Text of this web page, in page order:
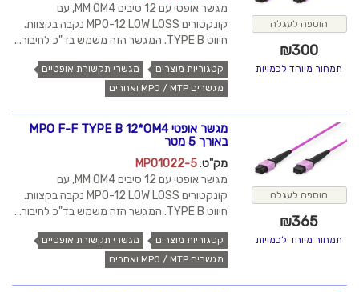
הוספה לעגלה
₪300
תמחור מיוחד לכמויות
מגשר אופטי עם 12 סיבים MM OM4, עם
קונקטורים MPO-12 LOW LOSS נקבה בקצוות.
חיווט TYPE B. המגשר הזה משמש בד"כ לחיבור...
קטגוריות מוצרים
מגשרי תקשורת אופטיים
מגשרים MPO / MTP ואחרים
הוספה לעגלה
₪365
תמחור מיוחד לכמויות
מגשר אופטי MPO F-F TYPE B 12*OM4
באורך 5 מטר
מק"ט:
MPO1022-5
מגשר אופטי עם 12 סיבים MM OM4, עם
קונקטורים MPO-12 LOW LOSS נקבה בקצוות.
חיווט TYPE B. המגשר הזה משמש בד"כ לחיבור...
קטגוריות מוצרים
מגשרי תקשורת אופטיים
מגשרים MPO / MTP ואחרים